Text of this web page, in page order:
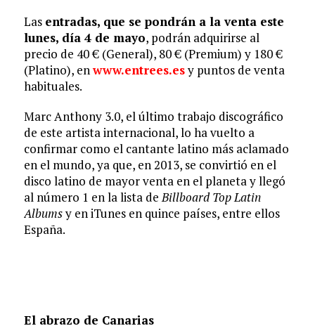
Las entradas, que se pondrán a la venta este
lunes, día 4 de mayo, podrán adquirirse al
precio de 40 € (General), 80 € (Premium) y 180 €
(Platino), enwww.entrees.esy puntos de venta
habituales.
Marc Anthony 3.0, el último trabajo discográfico
de este artista internacional, lo ha vuelto a
confirmar como el cantante latino más aclamado
en el mundo, ya que, en 2013, se convirtió en el
disco latino de mayor venta en el planeta y llegó
al número 1 en la lista deBillboard Top Latin
Albumsy en iTunes en quince países, entre ellos
España.
El abrazo de Canarias